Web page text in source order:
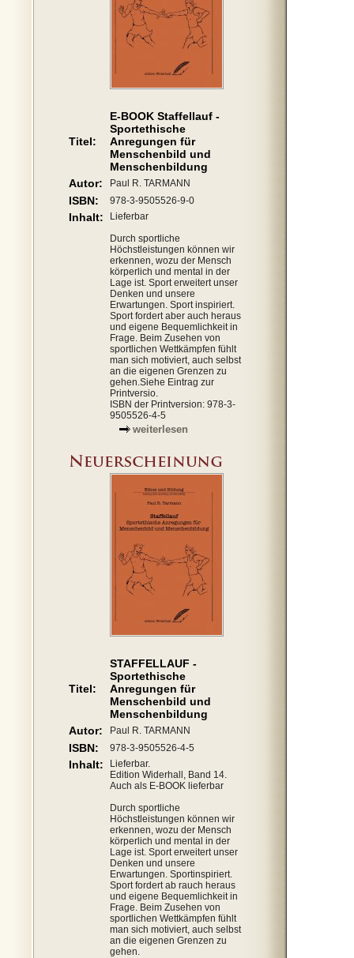
Titel:
E-BOOK Staffellauf -
Sportethische
Anregungen für
Menschenbild und
Menschenbildung
Autor:
Paul R. TARMANN
ISBN: 978-3-9505526-9-0
Inhalt:
Lieferbar
Durch sportliche
Höchstleistungen können wir
erkennen, wozu der Mensch
körperlich und mental in der
Lage ist. Sport erweitert unser
Denken und unsere
Erwartungen. Sport inspiriert.
Sport fordert aber auch heraus
und eigene Bequemlichkeit in
Frage. Beim Zusehen von
sportlichen Wettkämpfen fühlt
man sich motiviert, auch selbst
an die eigenen Grenzen zu
gehen.Siehe Eintrag zur
Printversio.
ISBN der Printversion: 978-3-
9505526-4-5
weiterlesen
Titel:
STAFFELLAUF -
Sportethische
Anregungen für
Menschenbild und
Menschenbildung
Autor:
Paul R. TARMANN
ISBN: 978-3-9505526-4-5
Inhalt:
Lieferbar.
Edition Widerhall, Band 14.
Auch als E-BOOK lieferbar
Durch sportliche
Höchstleistungen können wir
erkennen, wozu der Mensch
körperlich und mental in der
Lage ist. Sport erweitert unser
Denken und unsere
Erwartungen. Sportinspiriert.
Sport fordert ab rauch heraus
und eigene Bequemlichkeit in
Frage. Beim Zusehen von
sportlichen Wettkämpfen fühlt
man sich motiviert, auch selbst
an die eigenen Grenzen zu
gehen.